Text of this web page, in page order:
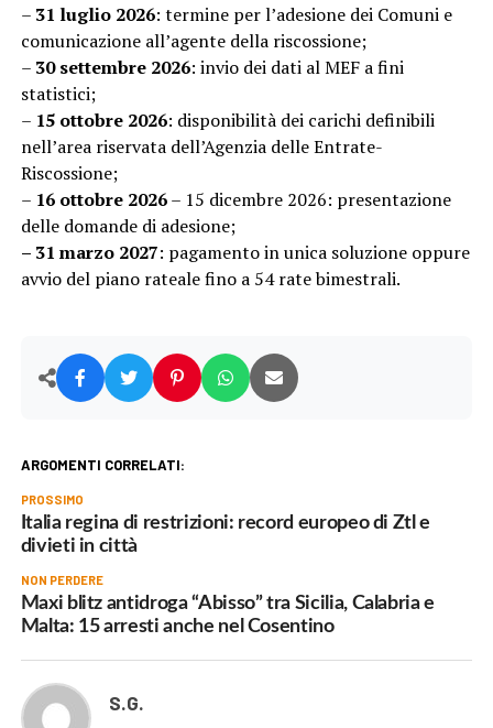
– 31 luglio 2026: termine per l’adesione dei Comuni e
comunicazione all’agente della riscossione;
– 30 settembre 2026: invio dei dati al MEF a fini
statistici;
– 15 ottobre 2026: disponibilità dei carichi definibili
nell’area riservata dell’Agenzia delle Entrate-
Riscossione;
– 16 ottobre 2026– 15 dicembre 2026: presentazione
delle domande di adesione;
– 31 marzo 2027: pagamento in unica soluzione oppure
avvio del piano rateale fino a 54 rate bimestrali.
ARGOMENTI CORRELATI:
PROSSIMO
Italia regina di restrizioni: record europeo di Ztl e
divieti in città
NON PERDERE
Maxi blitz antidroga “Abisso” tra Sicilia, Calabria e
Malta: 15 arresti anche nel Cosentino
S.G.